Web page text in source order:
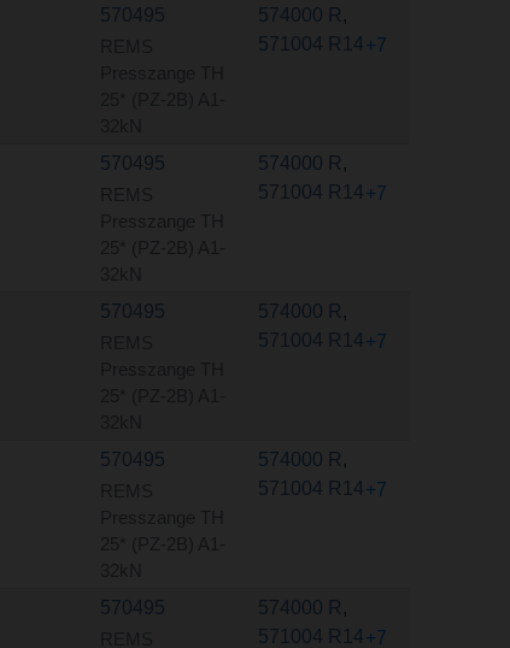
570495 574000 R ,
571004 R14+7
570495 574000 R ,
571004 R14+7
570495 574000 R ,
571004 R14+7
570495 574000 R ,
571004 R14+7
570495 574000 R ,
571004 R14+7